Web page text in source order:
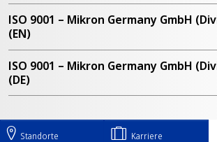
ISO 9001 – Mikron Germany GmbH
(EN)
ISO 9001 – Mikron Germany GmbH
(DE)
Standorte Karriere